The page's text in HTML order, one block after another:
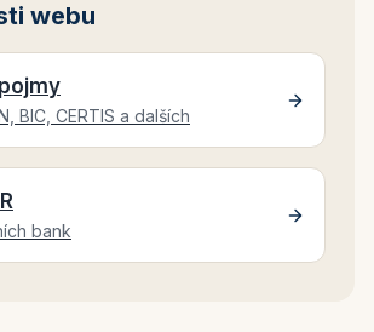
webu
BIC, CERTIS a dalších
bank